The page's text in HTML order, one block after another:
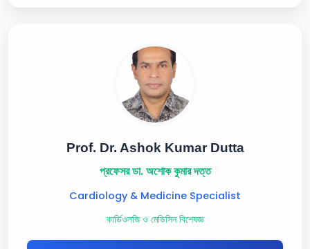
Prof. Dr. Ashok Kumar Dutta
প্রফেসর ডা. অশোক কুমার দত্ত
Cardiology & Medicine Specialist
কার্ডিওলজি ও মেডিসিন বিশেষজ্ঞ